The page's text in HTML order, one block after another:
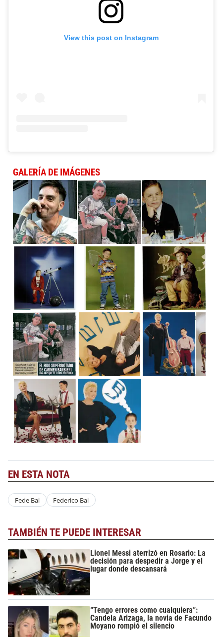
View this post on Instagram
GALERÍA DE IMÁGENES
EN ESTA NOTA
Fede Bal Federico Bal
TAMBIÉN TE PUEDE INTERESAR
Lionel Messi aterrizó en Rosario: La
decisión para despedir a Jorge y el
lugar donde descansará
“Tengo errores como cualquiera”:
Candela Arizaga, la novia de Facundo
Moyano rompió el silencio